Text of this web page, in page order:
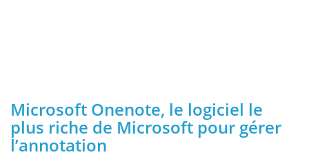
Microsoft Onenote, le logiciel le
plus riche de Microsoft pour gérer
l’annotation